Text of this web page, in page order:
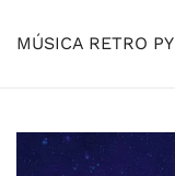
MÚSICA RETRO PY